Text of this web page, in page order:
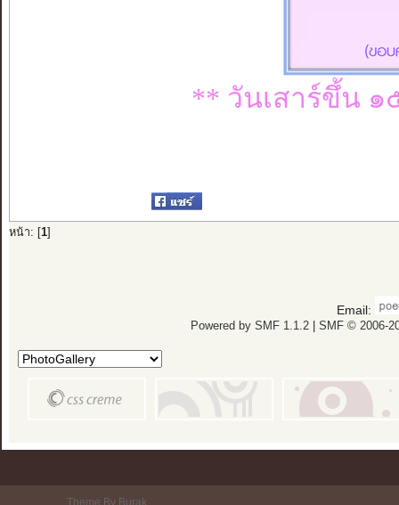
** วันเสาร์ขึ้น
หน้า: [ 1]
Email:
Powered by SMF 1.1.2| SMF © 2006-
Theme By Burak